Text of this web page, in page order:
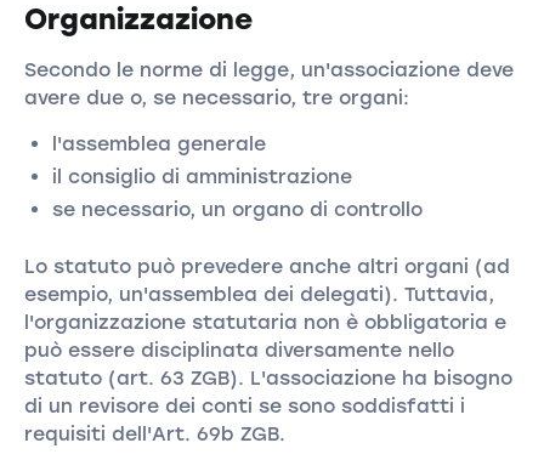
Organizzazione
Secondo le norme di legge, un'associazione deve
avere due o, se necessario, tre organi:
l'assemblea generale
il consiglio di amministrazione
se necessario, un organo di controllo
Lo statuto può prevedere anche altri organi (ad
esempio, un'assemblea dei delegati). Tuttavia,
l'organizzazione statutaria non è obbligatoria e
può essere disciplinata diversamente nello
statuto (art. 63 ZGB). L'associazione ha bisogno
di un revisore dei conti se sono soddisfatti i
requisiti dell'Art. 69b ZGB.